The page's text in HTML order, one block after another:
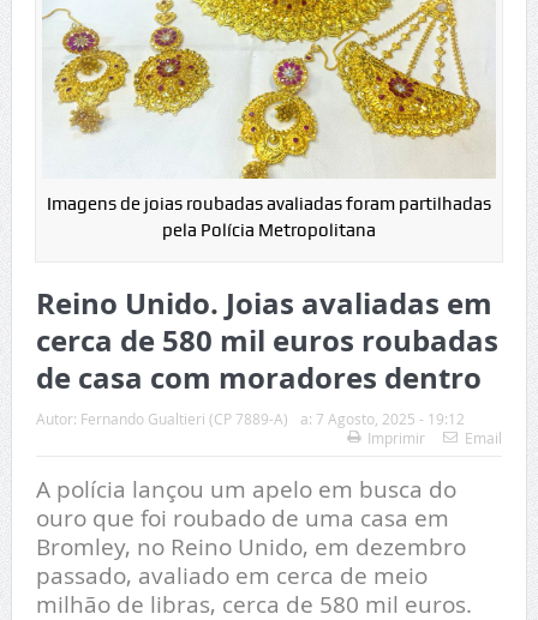
Imagens de joias roubadas avaliadas foram partilhadas
pela Polícia Metropolitana
Reino Unido. Joias avaliadas em
cerca de 580 mil euros roubadas
de casa com moradores dentro
Autor: Fernando Gualtieri (CP 7889-A) a: 7 Agosto, 2025 - 19:12
Imprimir
Email
A polícia lançou um apelo em busca do
ouro que foi roubado de uma casa em
Bromley, no Reino Unido, em dezembro
passado, avaliado em cerca de meio
milhão de libras, cerca de 580 mil euros.